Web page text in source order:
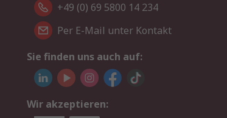
+49 (0) 69 5800 14 234
Per E-Mail unter Kontakt
Sie finden uns auch auf:
Wir akzeptieren: